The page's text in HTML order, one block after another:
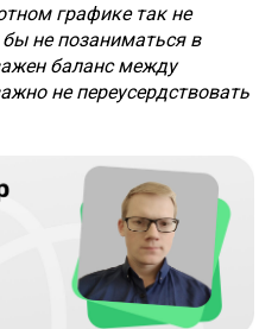
графике так не
не позаниматься в
баланс между
не переусердствовать